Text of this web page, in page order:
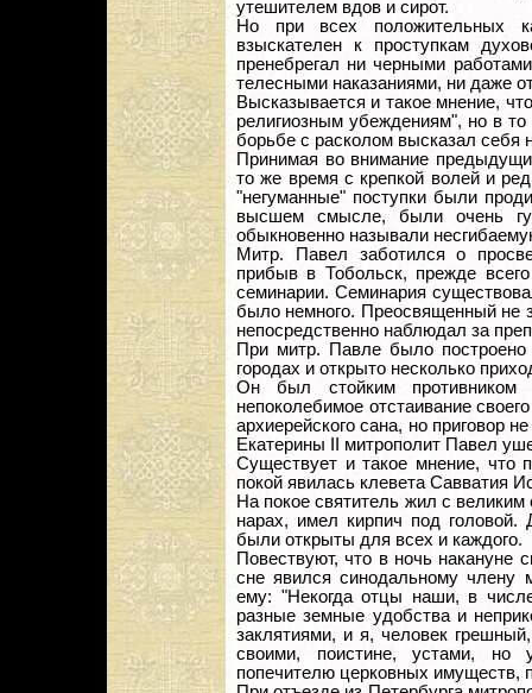
утешителем вдов и сирот.
Но при всех положительных
взыскателен к проступкам
пренебрегал ни черными
телесными наказаниями, ни даже
Высказывается и такое мнение,
религиозным убеждениям", но в
борьбе с расколом высказал себя
Принимая во внимание
то же время с крепкой волей и
"негуманные" поступки были
высшем смысле, были очень
обыкновенно называли
Митр. Павел заботился о
прибыв в Тобольск, прежде
семинарии. Семинария
было немного. Преосвященный не
непосредственно наблюдал за
При митр. Павле было
городах и открыто несколько
Он был стойким противником
непоколебимое отстаивание
архиерейского сана, но приговор
Екатерины II митрополит Павел
Существует и такое мнение, что
покой явилась клевета Савватия
На покое святитель жил с
нарах, имел кирпич под
были открыты для всех и каждого.
Повествуют, что в ночь накануне
сне явился синодальному члену
ему: "Некогда отцы наши, в
разные земные удобства и
заклятиями, и я, человек
своими, поистине, устами, но
попечителю церковных имуществ,